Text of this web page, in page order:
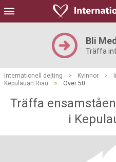
Bli
Träffa
Internationell dejting > Kvinnor >
Kepulauan Riau
> Över 50
Träffa
i